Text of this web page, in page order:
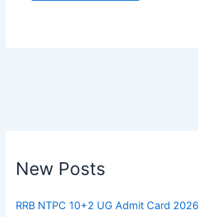
New Posts
RRB NTPC 10+2 UG Admit Card